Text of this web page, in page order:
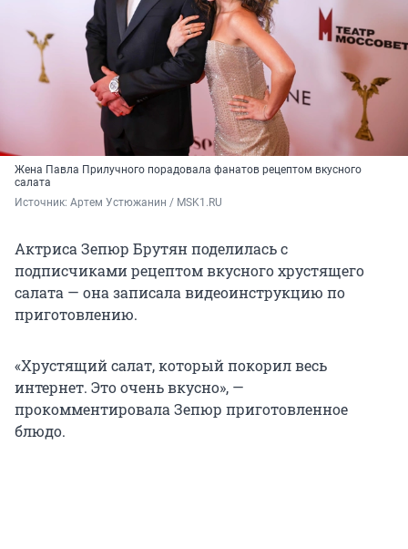
Жена Павла Прилучного порадовала фанатов рецептом вкусного
салата
Источник: Артем Устюжанин / MSK1.RU
Актриса Зепюр Брутян поделилась с
подписчиками рецептом вкусного хрустящего
салата — она записала видеоинструкцию по
приготовлению.
«Хрустящий салат, который покорил весь
интернет. Это очень вкусно», —
прокомментировала Зепюр приготовленное
блюдо.